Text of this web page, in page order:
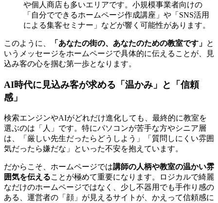
や個人商店も多いエリアです。小規模事業者向けの
「自分でできるホームページ作成講座」や「SNS活用
による集客セミナー」などが響く可能性があります。
このように、 「あなたの街の、あなたのための教室です」 と
いうメッセージをホームページで具体的に伝えることが、見
込み客の心を掴む第一歩となります。
AI時代に見込み客が求める「温かみ」と「信頼
感」
検索エンジンやAIがどれだけ進化しても、最終的に教室を
選ぶのは「人」です。特にパソコンが苦手な方やシニア層
は、「厳しい先生だったらどうしよう」「質問しにくい雰囲
気だったら嫌だな」といった不安を抱えています。
だからこそ、ホームページでは講師の人柄や教室の温かい雰
囲気を伝えることが極めて重要になります。ロジカルで綺麗
なだけのホームページではなく、少し不器用でも手作り感の
ある、運営者の「顔」が見えるサイトが、かえって信頼感に